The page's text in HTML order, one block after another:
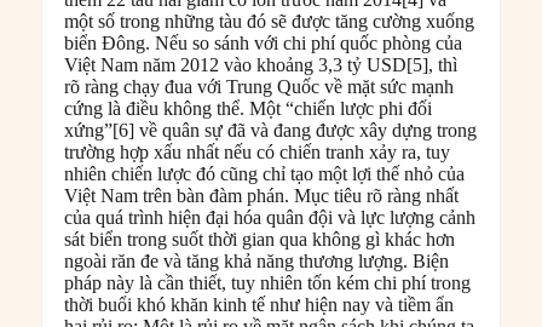
một số trong những tàu đó sẽ được tăng cường xuống
biển Đông. Nếu so sánh với chi phí quốc phòng của
Việt Nam năm 2012 vào khoảng 3,3 tỷ USD[5], thì
rõ ràng chạy đua với Trung Quốc về mặt sức mạnh
cứng là điều không thể. Một “chiến lược phi đối
xứng”[6] về quân sự đã và đang được xây dựng trong
trường hợp xấu nhất nếu có chiến tranh xảy ra, tuy
nhiên chiến lược đó cũng chỉ tạo một lợi thế nhỏ của
Việt Nam trên bàn đàm phán. Mục tiêu rõ ràng nhất
của quá trình hiện đại hóa quân đội và lực lượng cảnh
sát biển trong suốt thời gian qua không gì khác hơn
ngoài răn đe và tăng khả năng thương lượng. Biện
pháp này là cần thiết, tuy nhiên tốn kém chi phí trong
thời buổi khó khăn kinh tế như hiện nay và tiềm ẩn